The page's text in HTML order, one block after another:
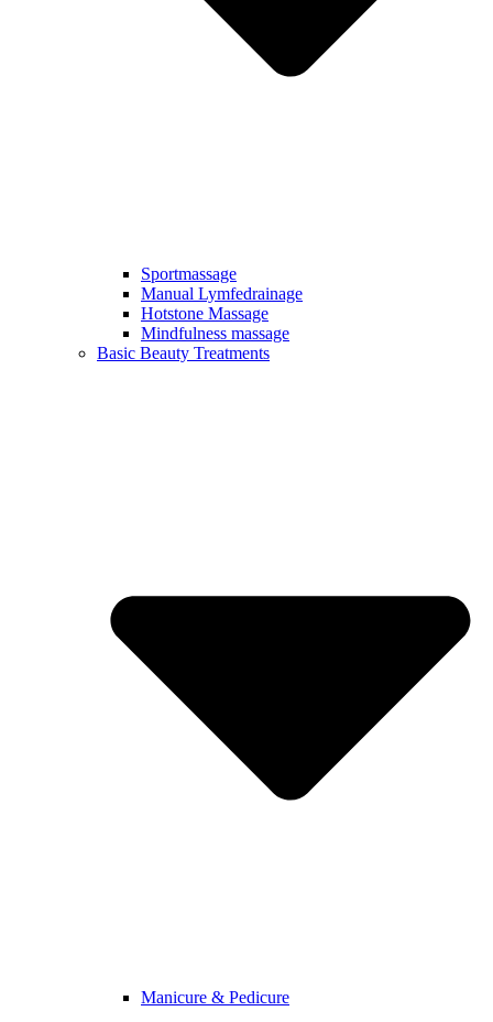
Sportmassage
Manual Lymfedrainage
Hotstone Massage
Mindfulness massage
Basic Beauty Treatments
Manicure & Pedicure